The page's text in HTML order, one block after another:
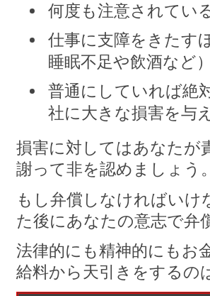
何度も注意されてい
仕事に支障をきたす
睡眠不足や飲酒など）
普通にしていれば絶
社に大きな損害を与
損害に対してはあなたが
謝って非を認めましょう。
もし弁償しなければい
た後にあなたの意志で弁
法律的にも精神的にもお
給料から天引きをするの